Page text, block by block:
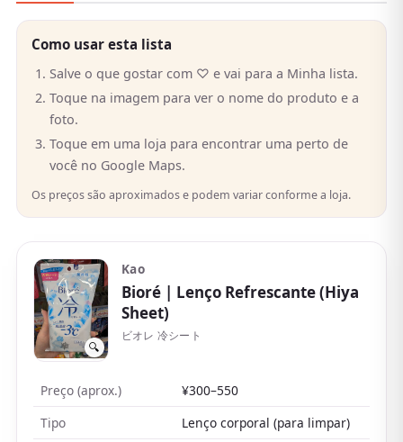
Como usar esta lista
Salve o que gostar com ♡ e vai para a Minha lista.
Toque na imagem para ver o nome do produto e a
foto.
Toque em uma loja para encontrar uma perto de
você no Google Maps.
Os preços são aproximados e podem variar conforme a loja.
🔍
Kao
Bioré | Lenço Refrescante (Hiya
Sheet)
ビオレ 冷シート
Preço (aprox.)
¥300–550
Tipo
Lenço corporal (para limpar)